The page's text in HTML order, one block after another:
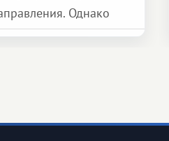
Однако
системы
который
совершенно иной